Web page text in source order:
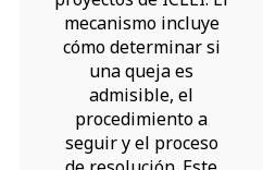
mecanismo incluye
cómo determinar si
una queja es
admisible, el
procedimiento a
seguir y el proceso